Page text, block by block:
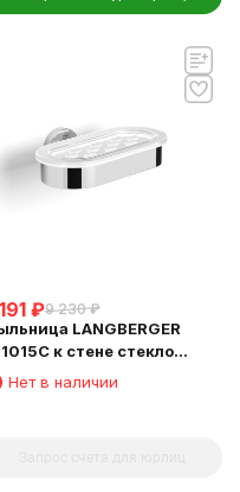
₽9 230 ₽
LANGBERGER
к стене стекло
Нет в наличии